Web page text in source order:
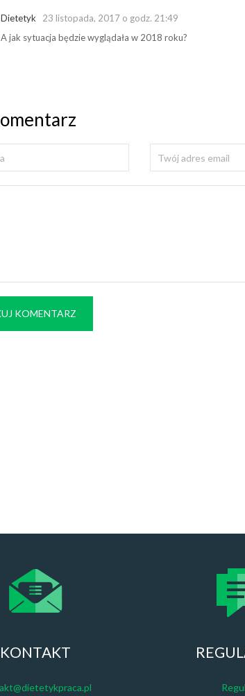
Dietetyk 23 listopada, 2017 o godz. 21:49
A jak sytuacja będzie wyglądała w 2018 roku?
KOMENTARZ
KONTAKT